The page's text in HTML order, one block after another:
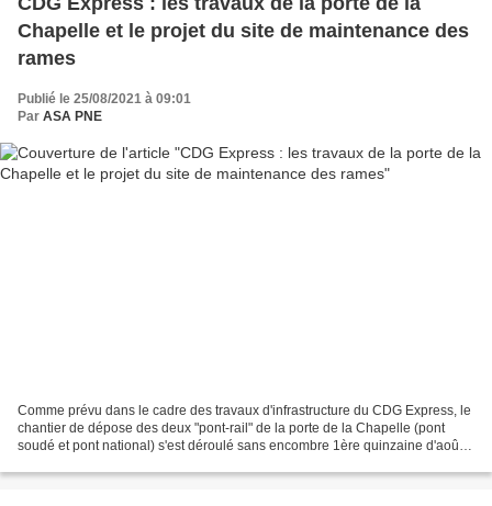
Chapelle et le projet du site de maintenance des
rames
Publié le 25/08/2021 à 09:01
Par ASA PNE
Comme prévu dans le cadre des travaux d'infrastructure du CDG Express, le
chantier de dépose des deux "pont-rail" de la porte de la Chapelle (pont
soudé et pont national) s'est déroulé sans encombre 1ère quinzaine d'août.